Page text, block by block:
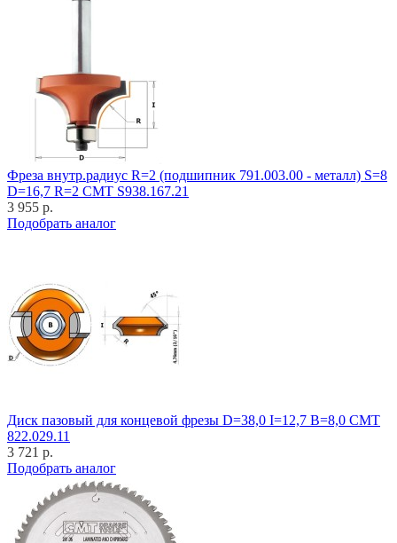
Фреза внутр.радиус R=2 (подшипник 791.003.00 - металл) S=8
D=16,7 R=2 CMT S938.167.21
3 955 р.
Подобрать аналог
Диск пазовый для концевой фрезы D=38,0 I=12,7 B=8,0 CMT
822.029.11
3 721 р.
Подобрать аналог